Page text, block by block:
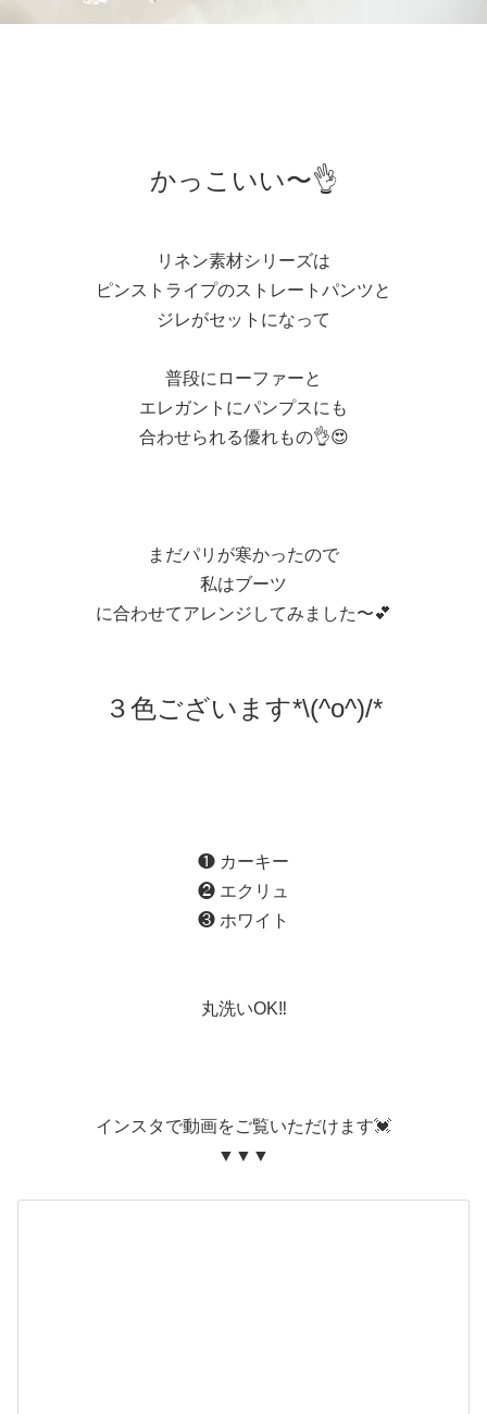
かっこいい〜👌
リネン素材シリーズは
ピンストライプのストレートパンツと
ジレがセットになって
普段にローファーと
エレガントにパンプスにも
合わせられる優れもの👌😍
まだパリが寒かったので
私はブーツ
に合わせてアレンジしてみました〜💕
３色ございます*\(^o^)/*
❶ カーキー
❷ エクリュ
❸ ホワイト
丸洗いOK‼️
インスタで動画をご覧いただけます💓
▼▼▼